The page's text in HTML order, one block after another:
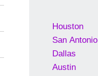
Houston
San Antonio
Dallas
Austin